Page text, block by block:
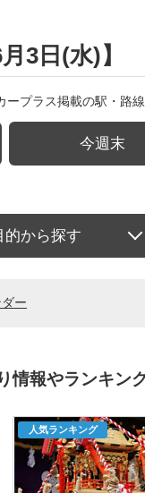
3日(水)】
ープラス掲載の駅・路
今週末
的から探す
ー
情報やランキン
人気ランキング